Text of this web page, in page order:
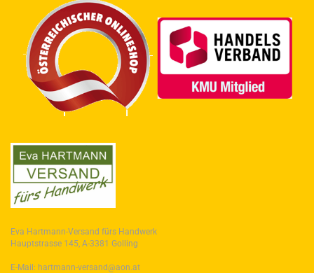
Eva Hartmann-Versand fürs Handwerk
Hauptstrasse 145, A-3381 Golling
E-Mail: hartmann-versand@aon.at